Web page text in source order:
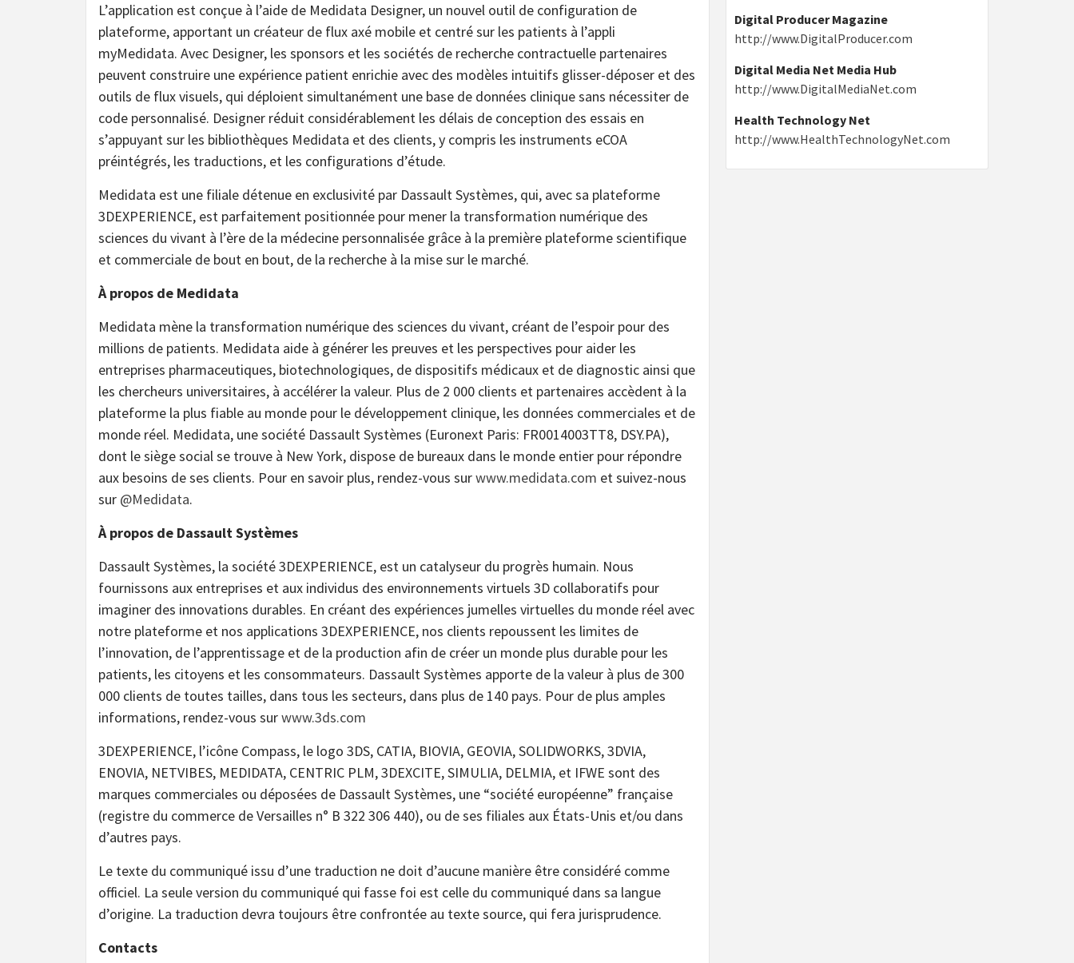
L’application est conçue à l’aide de Medidata Designer, un nouvel outil de configuration de
plateforme, apportant un créateur de flux axé mobile et centré sur les patients à l’appli
myMedidata. Avec Designer, les sponsors et les sociétés de recherche contractuelle partenaires
peuvent construire une expérience patient enrichie avec des modèles intuitifs glisser-déposer et des
outils de flux visuels, qui déploient simultanément une base de données clinique sans nécessiter de
code personnalisé. Designer réduit considérablement les délais de conception des essais en
s’appuyant sur les bibliothèques Medidata et des clients, y compris les instruments eCOA
préintégrés, les traductions, et les configurations d’étude.
Medidata est une filiale détenue en exclusivité par Dassault Systèmes, qui, avec sa plateforme
3DEXPERIENCE, est parfaitement positionnée pour mener la transformation numérique des
sciences du vivant à l’ère de la médecine personnalisée grâce à la première plateforme scientifique
et commerciale de bout en bout, de la recherche à la mise sur le marché.
À propos de Medidata
Medidata mène la transformation numérique des sciences du vivant, créant de l’espoir pour des
millions de patients. Medidata aide à générer les preuves et les perspectives pour aider les
entreprises pharmaceutiques, biotechnologiques, de dispositifs médicaux et de diagnostic ainsi que
les chercheurs universitaires, à accélérer la valeur. Plus de 2 000 clients et partenaires accèdent à la
plateforme la plus fiable au monde pour le développement clinique, les données commerciales et de
monde réel. Medidata, une société Dassault Systèmes (Euronext Paris: FR0014003TT8, DSY.PA),
dont le siège social se trouve à New York, dispose de bureaux dans le monde entier pour répondre
aux besoins de ses clients. Pour en savoir plus, rendez-vous surwww.medidata.com et suivez-nous
sur @Medidata.
À propos de Dassault Systèmes
Dassault Systèmes, la société 3DEXPERIENCE, est un catalyseur du progrès humain. Nous
fournissons aux entreprises et aux individus des environnements virtuels 3D collaboratifs pour
imaginer des innovations durables. En créant des expériences jumelles virtuelles du monde réel avec
notre plateforme et nos applications 3DEXPERIENCE, nos clients repoussent les limites de
l’innovation, de l’apprentissage et de la production afin de créer un monde plus durable pour les
patients, les citoyens et les consommateurs. Dassault Systèmes apporte de la valeur à plus de 300
000 clients de toutes tailles, dans tous les secteurs, dans plus de 140 pays. Pour de plus amples
informations, rendez-vous surwww.3ds.com
3DEXPERIENCE, l’icône Compass, le logo 3DS, CATIA, BIOVIA, GEOVIA, SOLIDWORKS, 3DVIA,
ENOVIA, NETVIBES, MEDIDATA, CENTRIC PLM, 3DEXCITE, SIMULIA, DELMIA, et IFWE sont des
marques commerciales ou déposées de Dassault Systèmes, une “société européenne” française
(registre du commerce de Versailles n° B 322 306 440), ou de ses filiales aux États-Unis et/ou dans
d’autres pays.
Le texte du communiqué issu d’une traduction ne doit d’aucune manière être considéré comme
officiel. La seule version du communiqué qui fasse foi est celle du communiqué dans sa langue
d’origine. La traduction devra toujours être confrontée au texte source, qui fera jurisprudence.
Contacts
Digital Producer Magazine
http://www.DigitalProducer.com
Digital Media Net Media Hub
http://www.DigitalMediaNet.com
Health Technology Net
http://www.HealthTechnologyNet.com